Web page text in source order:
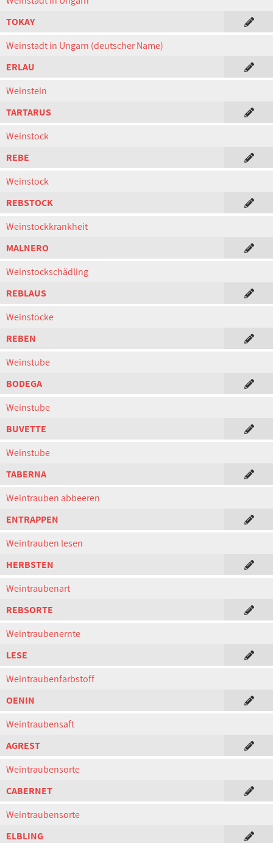
TOKAY
Weinstadt in Ungarn (deutscher Name)
ERLAU
Weinstein
TARTARUS
Weinstock
REBE
Weinstock
REBSTOCK
Weinstockkrankheit
MALNERO
Weinstockschädling
REBLAUS
Weinstöcke
REBEN
Weinstube
BODEGA
Weinstube
BUVETTE
Weinstube
TABERNA
Weintrauben abbeeren
ENTRAPPEN
Weintrauben lesen
HERBSTEN
Weintraubenart
REBSORTE
Weintraubenernte
LESE
Weintraubenfarbstoff
OENIN
Weintraubensaft
AGREST
Weintraubensorte
CABERNET
Weintraubensorte
ELBLING